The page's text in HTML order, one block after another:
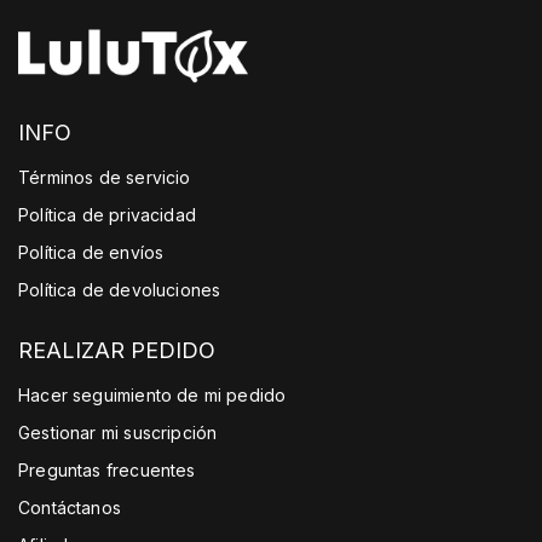
temprano por la tarde.
que contienen más.
INFO
Términos de servicio
Política de privacidad
Política de envíos
Política de devoluciones
REALIZAR PEDIDO
Hacer seguimiento de mi pedido
Gestionar mi suscripción
Preguntas frecuentes
Contáctanos